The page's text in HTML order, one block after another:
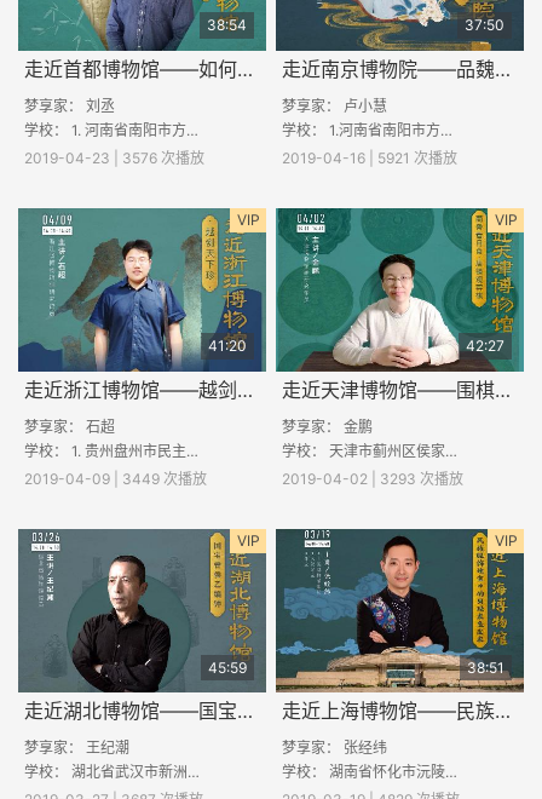
38:54
走近首都博物馆——如何欣赏一尊雕像
梦享家： 刘丞
学校： 1. 河南省南阳市方城县袁店回族乡尚台回族小学 2. 云南省保山市昌宁县耈街乡耈街民族中学 3. 江西省信丰县小河镇犹太奇迹阳光
2019-04-23 | 3576 次播放
37:50
走近南京博物院——品魏晋风度，识中国成语
梦享家： 卢小慧
学校： 1.河南省南阳市方城县袁店回族乡尚台回族小学 2.云南省保山市昌宁县耈街乡耈街民族中学 3.江西省信丰县小河镇犹太奇迹阳光希望小
2019-04-16 | 5921 次播放
VIP
41:20
走近浙江博物馆——越剑天下珍
梦享家： 石超
学校： 1. 贵州盘州市民主滥滩小学 2. 河南沈丘县雒庄红星小学 3. 云南省剑川县马登镇黄花完小 4. 邓州市张村镇高
2019-04-09 | 3449 次播放
VIP
42:27
走近天津博物馆——围棋的起源
梦享家： 金鹏
学校： 天津市蓟州区侯家营镇初级中学 ；贵州省兴义市马岭镇龙井书院；河南洛阳嵩县库区乡翟岭小学；山东鲁能滕州希望小学
2019-04-02 | 3293 次播放
VIP
45:59
走近湖北博物馆——国宝曾侯乙编钟
梦享家： 王纪潮
学校： 湖北省武汉市新洲区思源实验学校；山东省宁阳县葛石镇中心小学；汾阳市栗家庄乡南垣村寨小学；新蔡县龙口镇博贤实验中学
VIP
38:51
走近上海博物馆——民族服饰瑰宝中的贝珠衣鱼皮衣
梦享家： 张经纬
学校： 湖南省怀化市沅陵县陈家滩乡九年一贯制学校；陕西省渭南市白水县雷牙镇仓颉第一小学；山西省吕梁市中阳县暖泉镇暖泉小学